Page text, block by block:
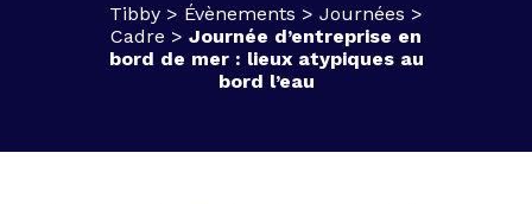
Tibby > Évènements > Journées >
Cadre > Journée d’entreprise en
bord de mer : lieux atypiques au
bord l’eau